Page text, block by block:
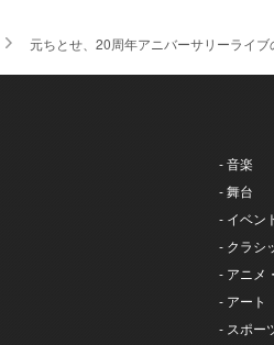
元ちとせ、20周年アニバーサリーライ
- 音楽
- 舞台
- イベン
- クラシ
- アニメ
- アート
- スポー